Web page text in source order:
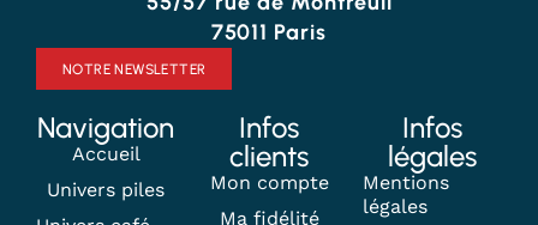
75011 Paris
NOTRE NEWSLETTER
Navigation
Accueil
Univers piles
Infos
clients
Mon compte
Ma fidélité
Infos
légales
Mentions
légales